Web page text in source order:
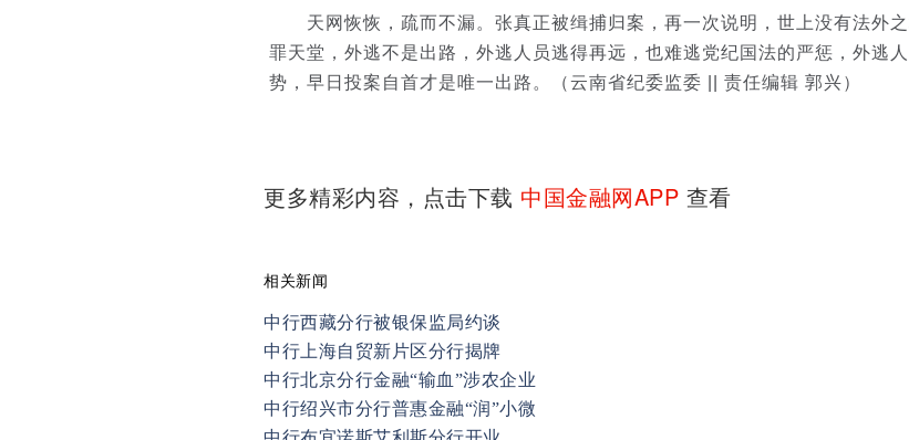
天网恢恢，疏而不漏。张真正被缉捕归案，再一次说明，世上没有法外之
罪天堂，外逃不是出路，外逃人员逃得再远，也难逃党纪国法的严惩，外逃
势，早日投案自首才是唯一出路。（云南省纪委监委 || 责任编辑 郭兴）
更多精彩内容，点击下载 中国金融网APP 查看
相关新闻
中行西藏分行被银保监局约谈
中行上海自贸新片区分行揭牌
中行北京分行金融“输血”涉农企业
中行绍兴市分行普惠金融“润”小微